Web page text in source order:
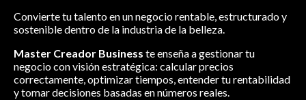
Convierte tu talento en un negocio rentable, estructurado y
sostenible dentro de la industria de la belleza.
Master Creador Business te enseña a gestionar tu
negocio con visión estratégica: calcular precios
correctamente, optimizar tiempos, entender tu rentabilidad
y tomar decisiones basadas en números reales.